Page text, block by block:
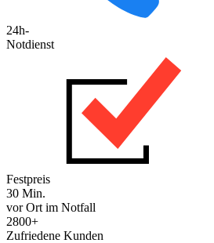
24h-
Notdienst
Festpreis
30 Min.
vor Ort im Notfall
2800+
Zufriedene Kunden